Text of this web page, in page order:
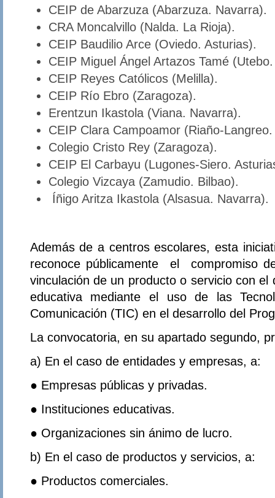
CEIP de Abarzuza (Abarzuza. Navarra).
CRA Moncalvillo (Nalda. La Rioja).
CEIP Baudilio Arce (Oviedo. Asturias).
CEIP Miguel Ángel Artazos Tamé
CEIP Reyes Católicos (Melilla).
CEIP Río Ebro (Zaragoza).
Erentzun Ikastola (Viana. Navarra).
CEIP Clara Campoamor (Riaño-
Colegio Cristo Rey (Zaragoza).
CEIP El Carbayu (Lugones-Siero.
Colegio Vizcaya (Zamudio. Bilbao).
Íñigo Aritza Ikastola (Alsasua. Navarra).
Además de a centros escolares, esta
reconoce públicamente el compromiso
vinculación de un producto o servicio con
educativa mediante el uso de las
Comunicación (TIC) en el desarrollo del
La convocatoria, en su apartado segundo,
a) En el caso de entidades y empresas, a:
● Empresas públicas y privadas.
● Instituciones educativas.
● Organizaciones sin ánimo de lucro.
b) En el caso de productos y servicios, a:
● Productos comerciales.